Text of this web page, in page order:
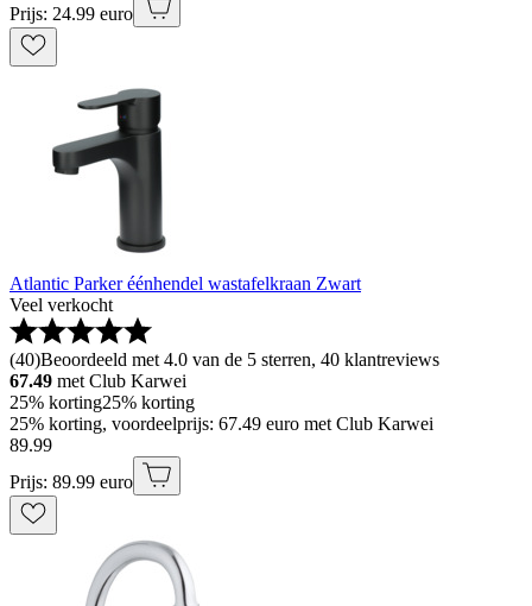
Prijs: 24.99 euro
Atlantic Parker éénhendel wastafelkraan Zwart
Veel verkocht
(40)Beoordeeld met 4.0 van de 5 sterren, 40 klantreviews
67.49 met Club Karwei
25% korting25% korting
25% korting, voordeelprijs: 67.49 euro met Club Karwei
89.99
Prijs: 89.99 euro